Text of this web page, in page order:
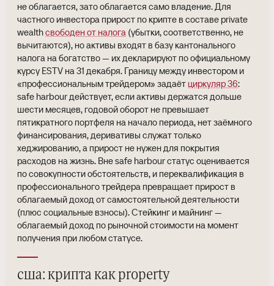
не облагается, зато облагается само владение. Для
частного инвестора прирост по крипте в составе private
wealthсвободен от налога (убытки, соответственно, не
вычитаются), но активы входят в базу кантонального
налога на богатство — их декларируют по официальному
курсу ESTV на 31 декабря. Границу между инвестором и
«профессиональным трейдером» задаёт циркуляр 36:
safe harbour действует, если активы держатся дольше
шести месяцев, годовой оборот не превышает
пятикратного портфеля на начало периода, нет заёмного
финансирования, деривативы служат только
хеджированию, а прирост не нужен для покрытия
расходов на жизнь. Вне safe harbour статус оценивается
по совокупности обстоятельств, и переквалификация в
профессионального трейдера превращает прирост в
облагаемый доход от самостоятельной деятельности
(плюс социальные взносы). Стейкинг и майнинг —
облагаемый доход по рыночной стоимости на момент
получения при любом статусе.
сша: крипта как property